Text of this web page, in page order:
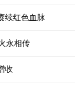
续红色血脉
永相传
收